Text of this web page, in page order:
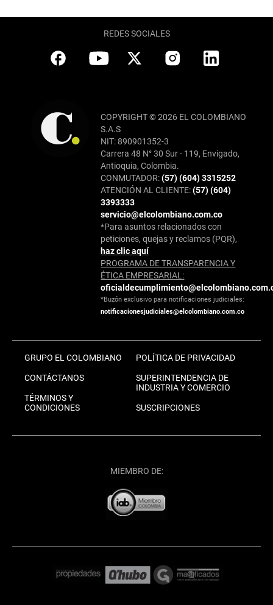
REDES SOCIALES
COPYRIGHT © 2026 EL COLOMBIANO
S.A.S
NIT: 890901352-3
Carrera 48 N° 30 Sur - 119, Envigado,
Antioquia, Colombia.
CONMUTADOR:(57) (604) 3315252
ATENCIÓN AL CLIENTE:(57) (604)
3393333
servicio@elcolombiano.com.co
*Para asuntos relacionados con
peticiones, quejas y reclamos (PQR),
haz clic aquí
PROGRAMA DE TRANSPARENCIA Y
ÉTICA EMPRESARIAL:
*Buzón exclusivo para notificaciones judiciales:
notificacionesjudiciales@elcolombiano.com.co
GRUPO EL COLOMBIANO
CONTÁCTANOS
TÉRMINOS Y
CONDICIONES
POLÍTICA DE PRIVACIDAD
SUPERINTENDENCIA DE
INDUSTRIA Y COMERCIO
SUSCRIPCIONES
MIEMBRO DE: